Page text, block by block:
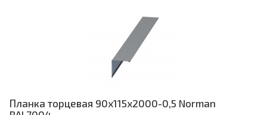
Планка торцевая 90х115х2000-0,5 Norman